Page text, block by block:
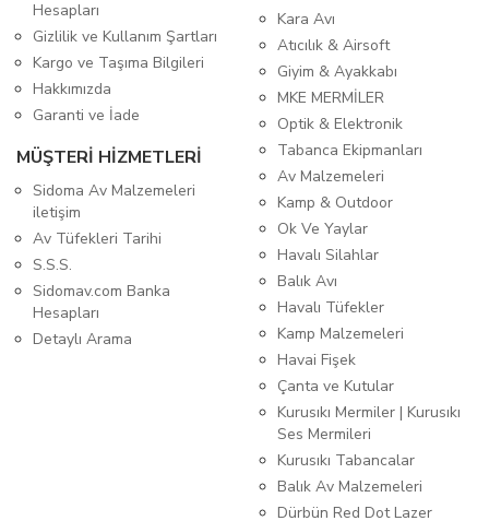
Hesapları
Gizlilik ve Kullanım Şartları
Kargo ve Taşıma Bilgileri
Hakkımızda
Garanti ve İade
MÜŞTERİ HİZMETLERİ
Sidoma Av Malzemeleri
iletişim
Av Tüfekleri Tarihi
S.S.S.
Sidomav.com Banka
Hesapları
Detaylı Arama
Kara Avı
Atıcılık & Airsoft
Giyim & Ayakkabı
MKE MERMİLER
Optik & Elektronik
Tabanca Ekipmanları
Av Malzemeleri
Kamp & Outdoor
Ok Ve Yaylar
Havalı Silahlar
Balık Avı
Havalı Tüfekler
Kamp Malzemeleri
Havai Fişek
Çanta ve Kutular
Kurusıkı Mermiler | Kurusıkı
Ses Mermileri
Kurusıkı Tabancalar
Balık Av Malzemeleri
Dürbün Red Dot Lazer